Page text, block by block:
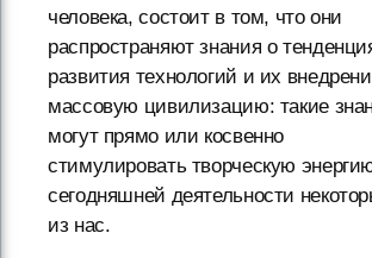
человека, состоит в том, что они
распространяют знания о
развития технологий и их
массовую цивилизацию: такие
могут прямо или косвенно
стимулировать творческую
сегодняшней деятельности
из нас.